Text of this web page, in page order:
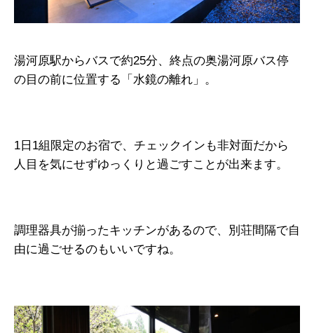
湯河原駅からバスで約25分、終点の奥湯河原バス停
の目の前に位置する「水鏡の離れ」。
1日1組限定のお宿で、チェックインも非対面だから
人目を気にせずゆっくりと過ごすことが出来ます。
調理器具が揃ったキッチンがあるので、別荘間隔で自
由に過ごせるのもいいですね。